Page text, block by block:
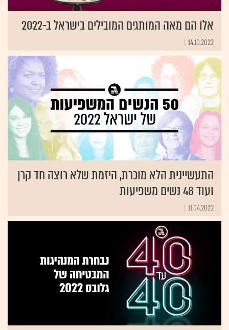
אלו הם מאה המותגים המובילים בישראל ב-2022
14.10.2022
התעשיינית הלא מוכרת, היזמת שלא רוצה חד קרן
ועוד 48 נשים משפיעות
11.04.2022